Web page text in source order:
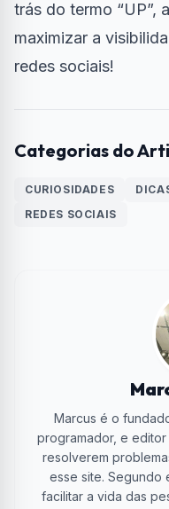
trás do termo “UP”,
maximizar a
redes sociais!
Categorias do
CURIOSIDADES
REDES SOCIAIS
Marcus é o
programador, e editor
resolverem
esse site. Segundo
facilitar a vida das